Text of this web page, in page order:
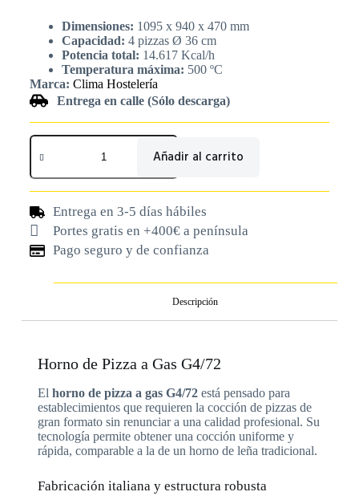
Dimensiones: 1095 x 940 x 470 mm
Capacidad: 4 pizzas Ø 36 cm
Potencia total: 14.617 Kcal/h
Temperatura máxima: 500 ºC
Marca: Clima Hostelería
Entrega en calle (Sólo descarga)
Añadir al carrito
Entrega en 3-5 días hábiles
Portes gratis en +400€ a península
Pago seguro y de confianza
Descripción
Horno de Pizza a Gas G4/72
El horno de pizza a gas G4/72está pensado para
establecimientos que requieren la cocción de pizzas de
gran formato sin renunciar a una calidad profesional. Su
tecnología permite obtener una cocción uniforme y
rápida, comparable a la de un horno de leña tradicional.
Fabricación italiana y estructura robusta